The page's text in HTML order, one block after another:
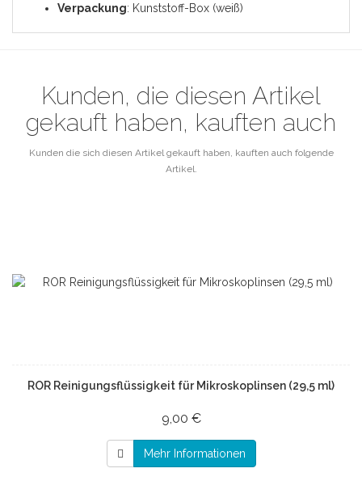
Verpackung: Kunststoff-Box (weiß)
Kunden, die diesen Artikel
gekauft haben, kauften auch
Kunden die sich diesen Artikel gekauft haben, kauften auch folgende
Artikel.
ROR Reinigungsflüssigkeit für Mikroskoplinsen (29,5 ml)
9,00 €
Mehr Informationen